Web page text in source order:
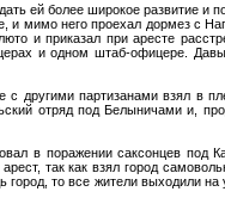
ей более широкое развитие и
и мимо него проехал дормез с
и приказал при аресте
и одном штаб-офицере.
партизанами взял в
отряд под Белыничами и,
в поражении саксонцев под
так как взял город
город, то все жители выходили